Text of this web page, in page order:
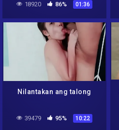
18920 86% 01:36
Nilantakan ang talong
39479 95% 10:22